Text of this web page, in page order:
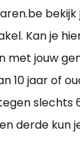
bekijk
Kan je
met jouw
10 jaar of
slechts
derde kun